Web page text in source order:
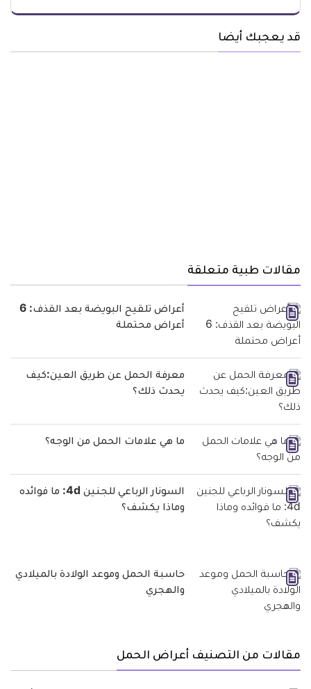
قد يعجبك أيضا
مقالات طبية متعلقة
أعراض تلقيح البويضة بعد القذف: 6
أعراض محتملة
معرفة الحمل عن طريق العين:كيف
يحدث ذلك؟
ما هي علامات الحمل من الوجه؟
السونار الرباعي للجنين 4d: ما فوائده
وماذا يكشف؟
حاسبة الحمل وموعد الولادة بالميلادي
والهجري
مقالات من التصنيف أعراض الحمل